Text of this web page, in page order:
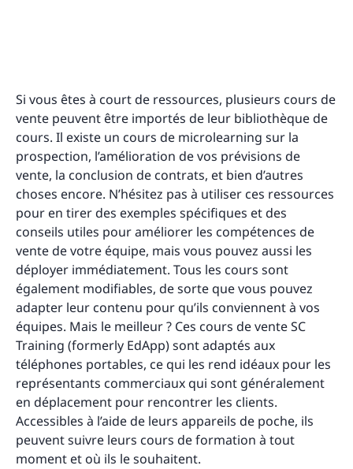
Si vous êtes à court de ressources, plusieurs cours de
vente peuvent être importés de leur bibliothèque de
cours. Il existe un cours de microlearning sur la
prospection, l’amélioration de vos prévisions de
vente, la conclusion de contrats, et bien d’autres
choses encore. N’hésitez pas à utiliser ces ressources
pour en tirer des exemples spécifiques et des
conseils utiles pour améliorer les compétences de
vente de votre équipe, mais vous pouvez aussi les
déployer immédiatement. Tous les cours sont
également modifiables, de sorte que vous pouvez
adapter leur contenu pour qu’ils conviennent à vos
équipes. Mais le meilleur ? Ces cours de vente SC
Training (formerly EdApp) sont adaptés aux
téléphones portables, ce qui les rend idéaux pour les
représentants commerciaux qui sont généralement
en déplacement pour rencontrer les clients.
Accessibles à l’aide de leurs appareils de poche, ils
peuvent suivre leurs cours de formation à tout
moment et où ils le souhaitent.